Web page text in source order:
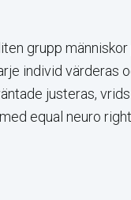
grupp människor
individ värderas
justeras,
equal neuro